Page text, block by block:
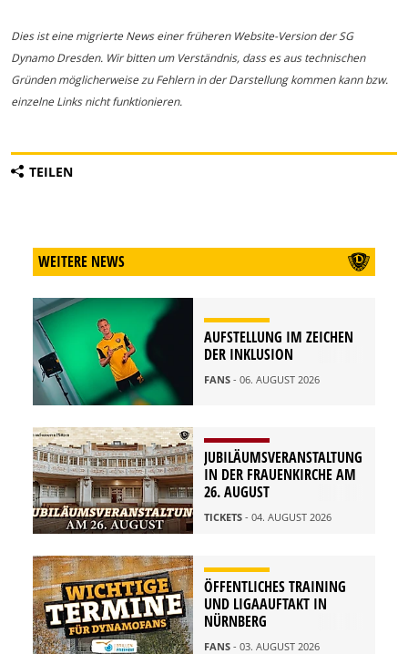
Dies ist eine migrierte News einer früheren Website-Version der SG
Dynamo Dresden. Wir bitten um Verständnis, dass es aus technischen
Gründen möglicherweise zu Fehlern in der Darstellung kommen kann bzw.
einzelne Links nicht funktionieren.
TEILEN
WEITERE NEWS
AUFSTELLUNG IM ZEICHEN
DER INKLUSION
FANS - 06. AUGUST 2026
JUBILÄUMSVERANSTALTUNG
IN DER FRAUENKIRCHE AM
26. AUGUST
TICKETS - 04. AUGUST 2026
ÖFFENTLICHES TRAINING
UND LIGAAUFTAKT IN
NÜRNBERG
FANS - 03. AUGUST 2026